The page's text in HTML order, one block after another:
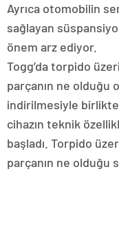
Ayrıca otomobilin
sağlayan
önem arz ediyor.
Togg’da torpido
parçanın ne olduğu
indirilmesiyle birlikte
cihazın teknik
başladı. Torpido
parçanın ne olduğu